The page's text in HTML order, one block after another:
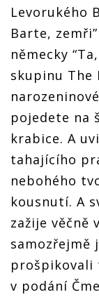
Levorukého
Barte,
německy
skupinu The
pojedete na
krabice. A
tahajícího
nebohého
kousnutí. A
zažije věčně
samozřejmě
prošpikovali
v podání